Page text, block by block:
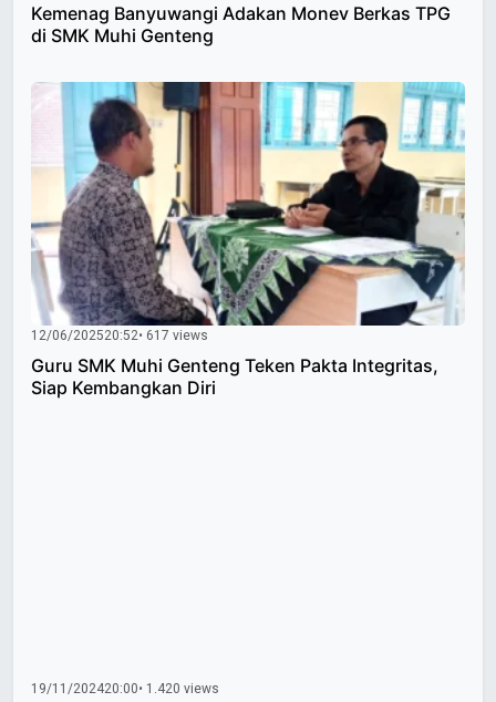
Kemenag Banyuwangi Adakan Monev Berkas TPG
di SMK Muhi Genteng
12/06/202520:52• 617 views
Guru SMK Muhi Genteng Teken Pakta Integritas,
Siap Kembangkan Diri
19/11/202420:00• 1.420 views